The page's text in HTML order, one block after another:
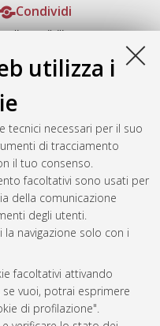
utilizza i
tecnici necessari per il suo
di tracciamento
il tuo consenso.
facoltativi sono usati per
della comunicazione
degli utenti.
navigazione solo con i
facoltativi attivando
vuoi, potrai esprimere
di profilazione".
Condividi
disponibili:
|